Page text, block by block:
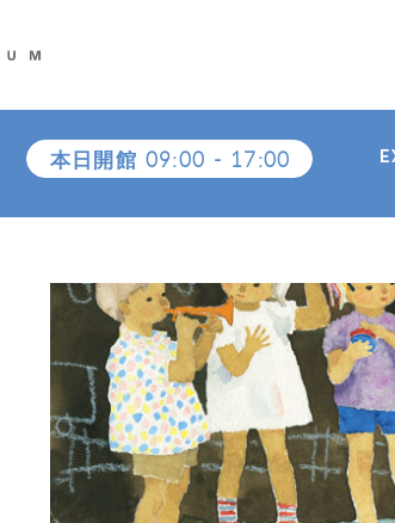
本日開館 09:00 - 17:00